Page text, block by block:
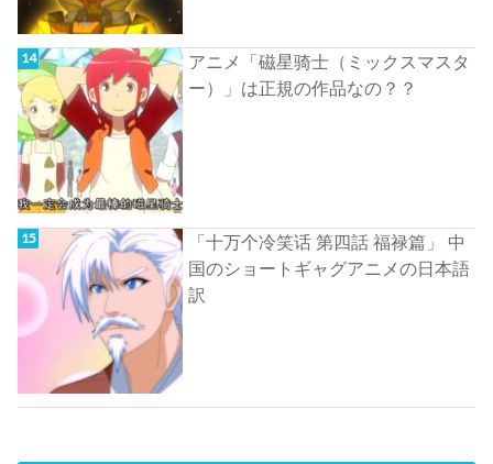
アニメ「磁星骑士（ミックスマスタ
ー）」は正規の作品なの？？
「十万个冷笑话 第四話 福禄篇」 中
国のショートギャグアニメの日本語
訳